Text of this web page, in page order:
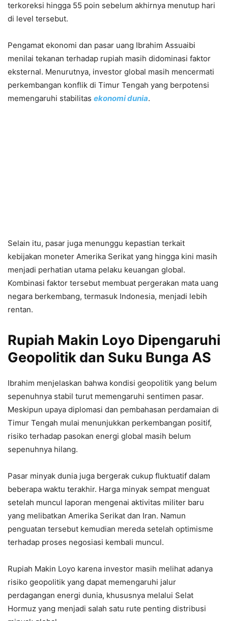
terkoreksi hingga 55 poin sebelum akhirnya menutup hari
di level tersebut.
Pengamat ekonomi dan pasar uang Ibrahim Assuaibi
menilai tekanan terhadap rupiah masih didominasi faktor
eksternal. Menurutnya, investor global masih mencermati
perkembangan konflik di Timur Tengah yang berpotensi
memengaruhi stabilitas ekonomi dunia.
Selain itu, pasar juga menunggu kepastian terkait
kebijakan moneter Amerika Serikat yang hingga kini masih
menjadi perhatian utama pelaku keuangan global.
Kombinasi faktor tersebut membuat pergerakan mata uang
negara berkembang, termasuk Indonesia, menjadi lebih
rentan.
Rupiah Makin Loyo Dipengaruhi
Geopolitik dan Suku Bunga AS
Ibrahim menjelaskan bahwa kondisi geopolitik yang belum
sepenuhnya stabil turut memengaruhi sentimen pasar.
Meskipun upaya diplomasi dan pembahasan perdamaian di
Timur Tengah mulai menunjukkan perkembangan positif,
risiko terhadap pasokan energi global masih belum
sepenuhnya hilang.
Pasar minyak dunia juga bergerak cukup fluktuatif dalam
beberapa waktu terakhir. Harga minyak sempat menguat
setelah muncul laporan mengenai aktivitas militer baru
yang melibatkan Amerika Serikat dan Iran. Namun
penguatan tersebut kemudian mereda setelah optimisme
terhadap proses negosiasi kembali muncul.
Rupiah Makin Loyo karena investor masih melihat adanya
risiko geopolitik yang dapat memengaruhi jalur
perdagangan energi dunia, khususnya melalui Selat
Hormuz yang menjadi salah satu rute penting distribusi